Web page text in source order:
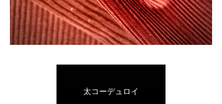
太コーデュロイ